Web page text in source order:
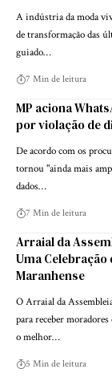
A indústria da moda
de transformação das
guiado…
7 Min de leitura
MP aciona
por violação de
De acordo com os
tornou "ainda mais
dados…
7 Min de leitura
Arraial da
Uma
Maranhense
O Arraial da
para receber
o melhor…
5 Min de leitura